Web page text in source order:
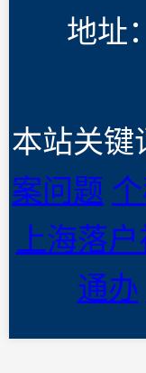
地址
本站关键
案问题
上海落
通办